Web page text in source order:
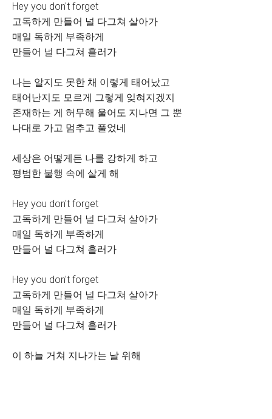
Hey you don't forget
고독하게 만들어 널 다그쳐 살아가
매일 독하게 부족하게
만들어 널 다그쳐 흘러가
나는 알지도 못한 채 이렇게 태어났고
태어난지도 모르게 그렇게 잊혀지겠지
존재하는 게 허무해 울어도 지나면 그 뿐
나대로 가고 멈추고 풀었네
세상은 어떻게든 나를 강하게 하고
평범한 불행 속에 살게 해
Hey you don't forget
고독하게 만들어 널 다그쳐 살아가
매일 독하게 부족하게
만들어 널 다그쳐 흘러가
Hey you don't forget
고독하게 만들어 널 다그쳐 살아가
매일 독하게 부족하게
만들어 널 다그쳐 흘러가
이 하늘 거쳐 지나가는 날 위해